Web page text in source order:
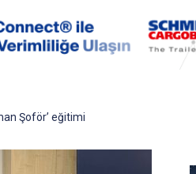
Şoför’ eğitimi